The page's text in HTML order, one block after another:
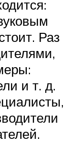
Раз
и т. д.